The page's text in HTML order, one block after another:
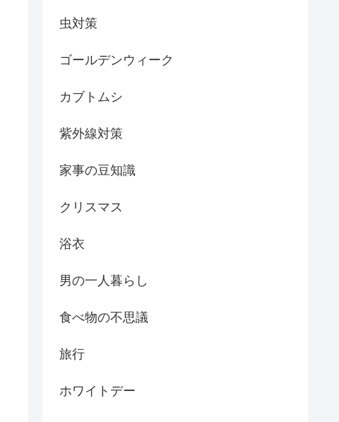
虫対策
ゴールデンウィーク
カブトムシ
紫外線対策
家事の豆知識
クリスマス
浴衣
男の一人暮らし
食べ物の不思議
旅行
ホワイトデー